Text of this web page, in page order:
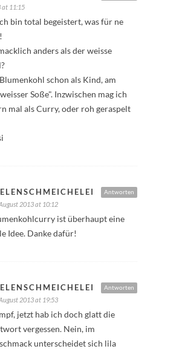
at 11:15
bin total begeistert, was für ne
anders als der weisse
schon als Kind, am
Soße". Inzwischen mag ich
mal als Curry, oder roh geraspelt
Antworten
2013 at 10:12
ist überhaupt eine
Idee. Danke dafür!
Antworten
2013 at 19:53
jetzt hab ich doch glatt die
vergessen. Nein, im
unterscheidet sich lila